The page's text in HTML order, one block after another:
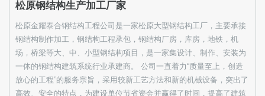
松原钢结构生产加工厂家
松原金耀泰合钢结构工程公司是一家松原大型钢结构工厂，主要承接
钢结构制作加工，钢结构工程承包，钢结构厂房，库房，地铁，机
场，桥梁等大、中、小型钢结构项目，是一家集设计、制作、安装为
一体的钢结构建筑系统行业承建商。 公司一直着力“质量至上，创造
放心的工程”的服务宗旨，采用较新工艺方法和新的机械设备，突出了
高效、安全的特点，为建设单位节省资金并赢得了时间，提高了建筑